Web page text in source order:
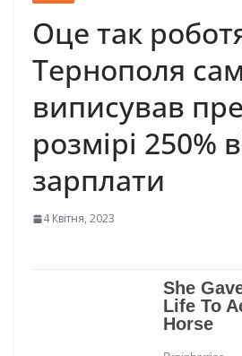
Оце так
Тернополя сам
виписував
розмірі 250%
зарплати
4 Квітня, 2023